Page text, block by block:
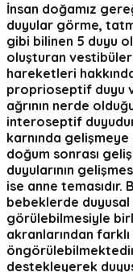
İnsan doğamız
duyular görme,
gibi bilinen 5 duyu
oluşturan vestibüler
hareketleri
proprioseptif duyu ve
ağrının nerde
interoseptif
karnında
doğum sonrası
duyularının
ise anne temasıdır.
bebeklerde
görülebilmesiyle
akranlarından
destekleyerek